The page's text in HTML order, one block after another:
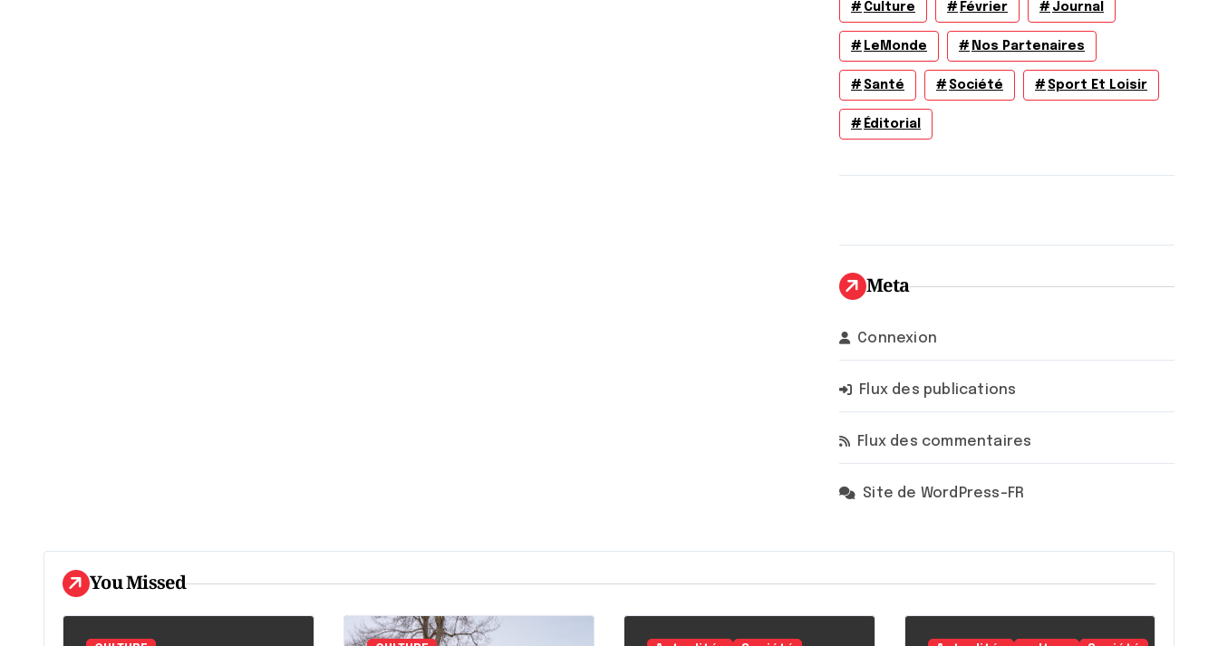
Culture Février Journal
LeMonde Nos Partenaires
Santé Société Sport Et Loisir
Éditorial
Meta
Connexion
Flux des publications
Flux des commentaires
Site de WordPress-FR
You Missed